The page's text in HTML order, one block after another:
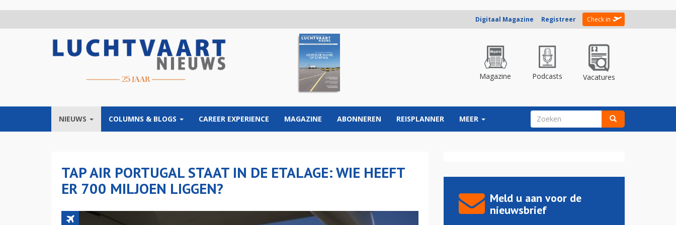
Digitaal Magazine Registreer Check in
Magazine Podcasts Vacatures
NIEUWS COLUMNS & BLOGS CAREER EXPERIENCE MAGAZINE ABONNEREN REISPLANNER MEER ZOEKVELD
TAP AIR PORTUGAL STAAT IN DE ETALAGE: WIE HEEFT
ER 700 MILJOEN LIGGEN?
Meld u aan voor de
nieuwsbrief